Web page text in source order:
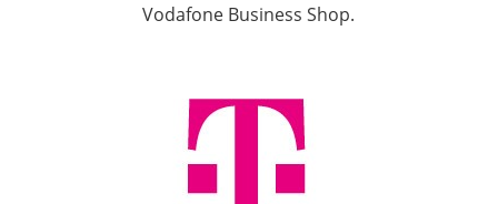
Vodafone Business Shop.